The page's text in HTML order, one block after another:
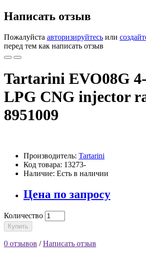
Написать отзыв
Пожалуйста авторизируйтесь или
перед тем как написать отзыв
Tartarini EVO08G
LPG CNG injector
8951009
Производитель: Tartarini
Код товара: 13273-
Наличие: Есть в наличии
Цена по запросу
Количество
Купить
0 отзывов /Написать отзыв